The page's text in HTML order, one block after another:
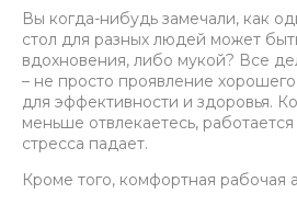
Вы когда-нибудь замечали, как
стол для разных людей может
вдохновения, либо мукой? Все
– не просто проявление
для эффективности и здоровья.
меньше отвлекаетесь,
стресса падает.
Кроме того, комфортная рабочая